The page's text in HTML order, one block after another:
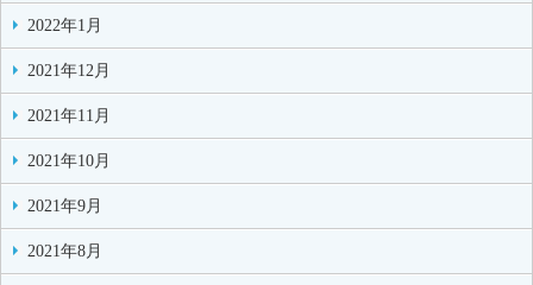
2022年1月
2021年12月
2021年11月
2021年10月
2021年9月
2021年8月